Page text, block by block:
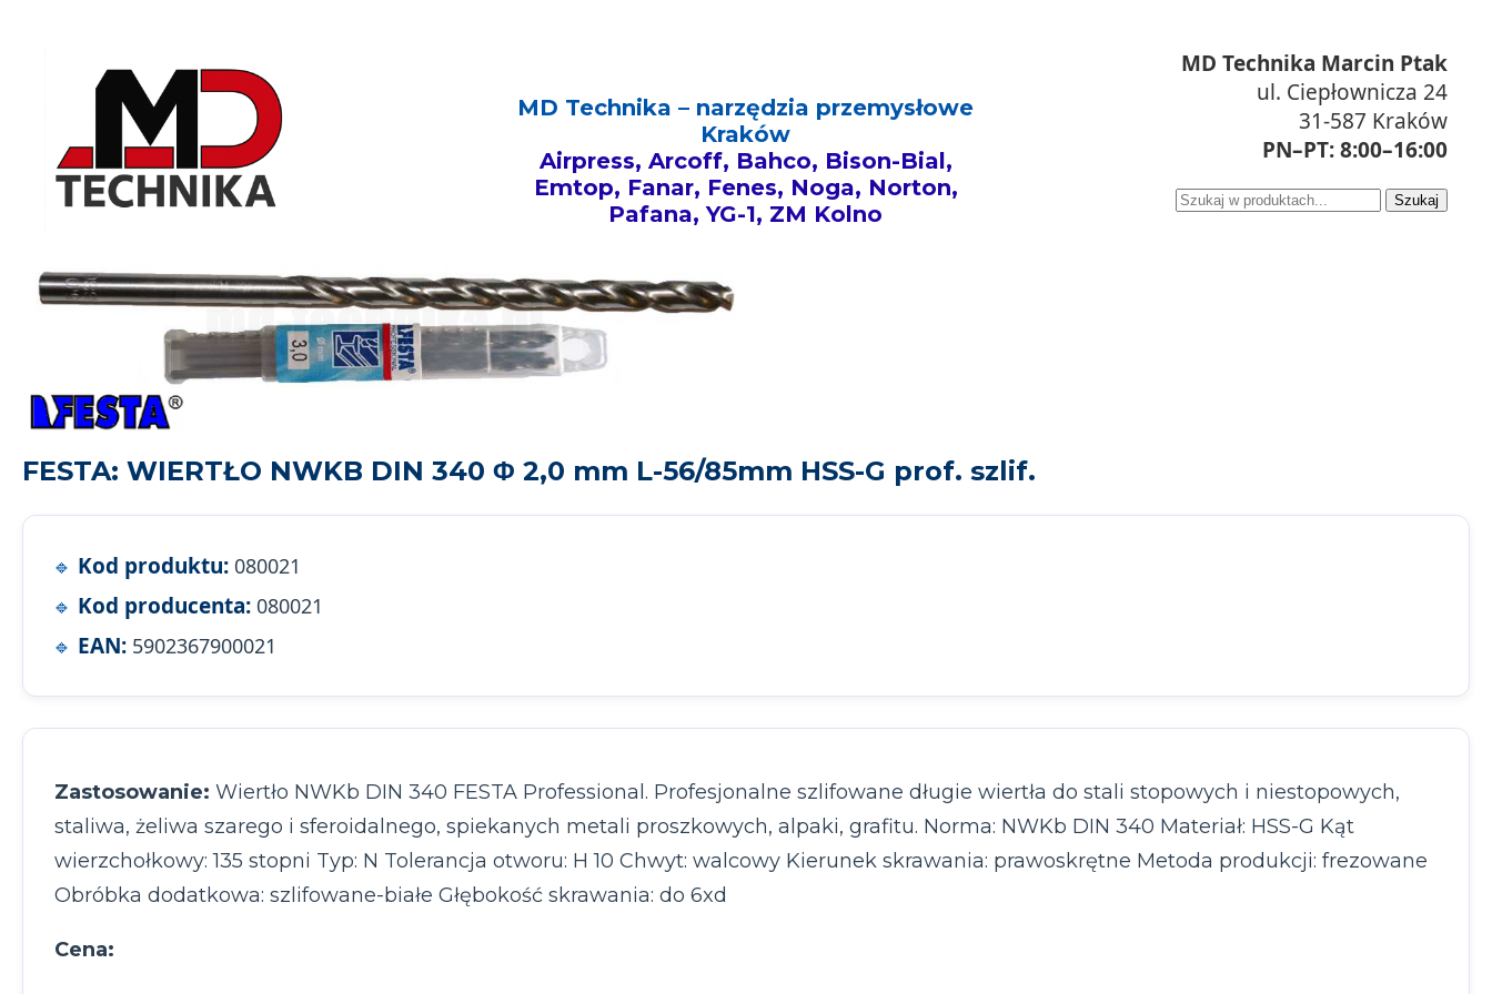
MD Technika – narzędzia przemysłowe
Kraków
Airpress, Arcoff, Bahco, Bison-Bial,
Emtop, Fanar, Fenes, Noga, Norton,
Pafana, YG-1, ZM Kolno
MD Technika Marcin Ptak
ul. Ciepłownicza 24
31-587 Kraków
PN–PT: 8:00–16:00
Szukaj
FESTA: WIERTŁO NWKB DIN 340 Φ 2,0 mm L-56/85mm HSS-G prof. szlif.
Kod produktu: 080021
Kod producenta: 080021
EAN: 5902367900021
Zastosowanie: Wiertło NWKb DIN 340 FESTA Professional. Profesjonalne szlifowane długie wiertła do stali stopowych i niestopowych,
staliwa, żeliwa szarego i sferoidalnego, spiekanych metali proszkowych, alpaki, grafitu. Norma: NWKb DIN 340 Materiał: HSS-G Kąt
wierzchołkowy: 135 stopni Typ: N Tolerancja otworu: H 10 Chwyt: walcowy Kierunek skrawania: prawoskrętne Metoda produkcji: frezowane
Obróbka dodatkowa: szlifowane-białe Głębokość skrawania: do 6xd
Cena: